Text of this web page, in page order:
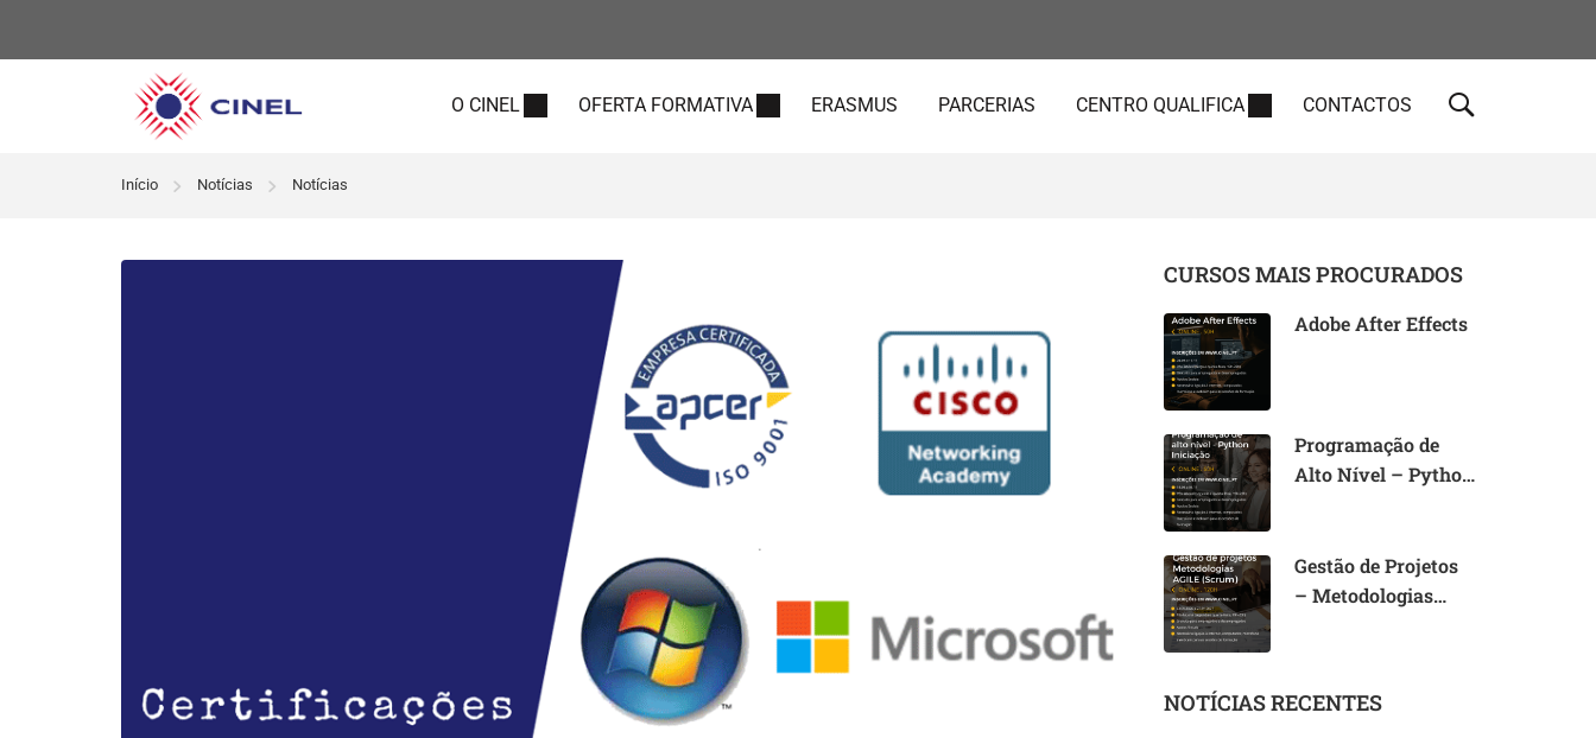
O CINEL OFERTA FORMATIVA ERASMUS PARCERIAS CENTRO QUALIFICA CONTACTOS
Início Notícias Notícias
CURSOS MAIS PROCURADOS
Adobe After Effects
Programação de
Alto Nível – Python
Gestão de Projetos
– Metodologias
NOTÍCIAS RECENTES